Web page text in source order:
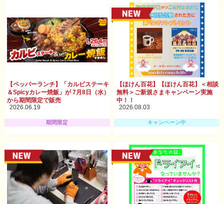
【ペッパーランチ】「カルビステーキ
＆Spicyカレー焼飯」が 7月8日（水）
から期間限定で販売
2026.06.19
期間限定
【ほけん百花】【ほけん百花】＜相談
無料＞ご新規さまキャンペーン実施
中！！
2026.08.03
キャンペーン中